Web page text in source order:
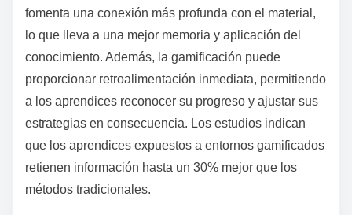
fomenta una conexión más profunda con el material,
lo que lleva a una mejor memoria y aplicación del
conocimiento. Además, la gamificación puede
proporcionar retroalimentación inmediata, permitiendo
a los aprendices reconocer su progreso y ajustar sus
estrategias en consecuencia. Los estudios indican
que los aprendices expuestos a entornos gamificados
retienen información hasta un 30% mejor que los
métodos tradicionales.